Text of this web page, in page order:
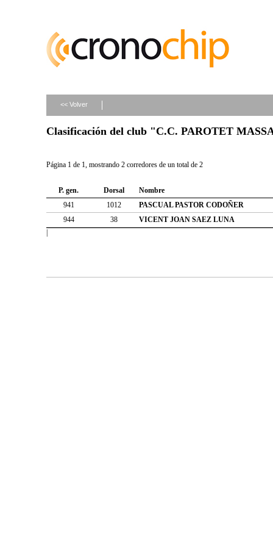
<< Volver
Clasificación del club "C.C. PAROTET
Página 1 de 1, mostrando 2 corredores de un total de 2
P. gen. Dorsal
Nombre
941
1012
PASCUAL PASTOR CODOÑER
944
38
VICENT JOAN SAEZ LUNA
|